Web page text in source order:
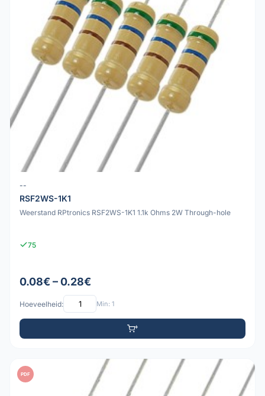
--
RSF2WS-1K1
Weerstand RPtronics RSF2WS-1K1 1.1k Ohms 2W Through-hole
75
0.08€ – 0.28€
Hoeveelheid: Min: 1
PDF